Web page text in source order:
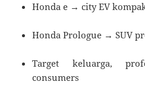
Honda e → city EV
Honda Prologue → SUV
Target keluarga,
consumers